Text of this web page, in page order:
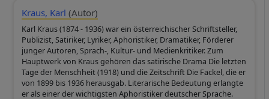
Kraus, Karl (Autor)
Karl Kraus (1874 - 1936) war ein österreichischer Schriftsteller,
Publizist, Satiriker, Lyriker, Aphoristiker, Dramatiker, Förderer
junger Autoren, Sprach-, Kultur- und Medienkritiker. Zum
Hauptwerk von Kraus gehören das satirische Drama Die letzten
Tage der Menschheit (1918) und die Zeitschrift Die Fackel, die er
von 1899 bis 1936 herausgab. Literarische Bedeutung erlangte
er als einer der wichtigsten Aphoristiker deutscher Sprache.